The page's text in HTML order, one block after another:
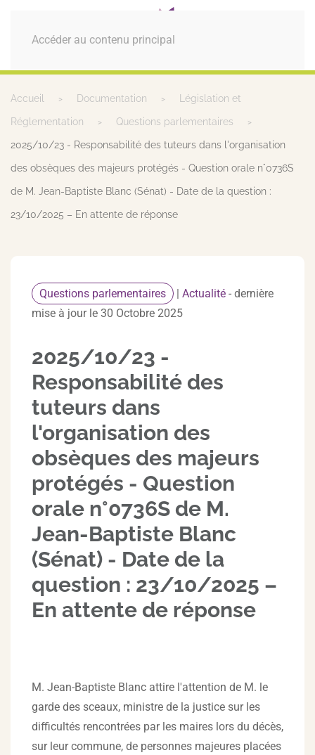
Accéder au contenu principal
MENU
Accueil Documentation Législation et
Réglementation Questions parlementaires
2025/10/23 - Responsabilité des tuteurs dans l'organisation
des obsèques des majeurs protégés - Question orale n°0736S
de M. Jean-Baptiste Blanc (Sénat) - Date de la question :
23/10/2025 – En attente de réponse
Questions parlementaires | Actualité - dernière
mise à jour le 30 Octobre 2025
2025/10/23 -
Responsabilité des
tuteurs dans
l'organisation des
obsèques des majeurs
protégés - Question
orale n°0736S de M.
Jean-Baptiste Blanc
(Sénat) - Date de la
question : 23/10/2025 –
En attente de réponse
M. Jean-Baptiste Blanc attire l'attention de M. le
garde des sceaux, ministre de la justice sur les
difficultés rencontrées par les maires lors du décès,
sur leur commune, de personnes majeures placées